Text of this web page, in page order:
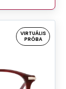
VIRTUÁLIS
PRÓBA